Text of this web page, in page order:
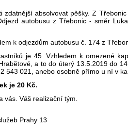
zdatnější absolvovat pěšky. Z
autobusu z Třebonic - směr
k odjezdům autobusu č. 174 z
je 45. Vzhledem k omezené
a to do úterý 13.5.2019 do
543 021, anebo osobně přímo u ní v
je 20 Kč.
vás. Váš realizační tým.
Prahy 13